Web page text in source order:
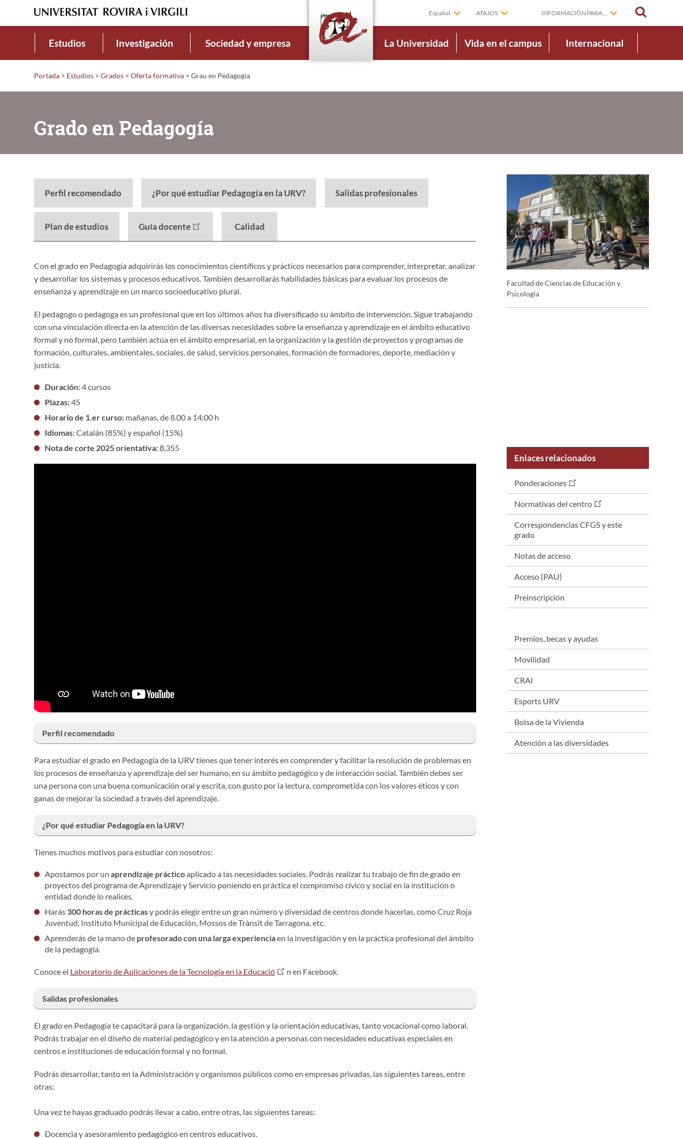
Español ATAJOS INFORMACIÓN PARA...
Estudios Investigación Sociedad y empresa La Universidad Vida en el campus Internacional
Portada > Estudios > Grados > Oferta formativa > Grau en Pedagogia
Grado en Pedagogía
Perfil recomendado ¿Por qué estudiar Pedagogía en la URV? Salidas profesionales
Plan de estudios Guía docente Calidad
Con el grado en Pedagogía adquirirás los conocimientos científicos y prácticos necesarios para comprender, interpretar, analizar
y desarrollar los sistemas y procesos educativos. También desarrollarás habilidades básicas para evaluar los procesos de
enseñanza y aprendizaje en un marco socioeducativo plural.
El pedagogo o pedagoga es un profesional que en los últimos años ha diversificado su ámbito de intervención. Sigue trabajando
con una vinculación directa en la atención de las diversas necesidades sobre la enseñanza y aprendizaje en el ámbito educativo
formal y no formal, pero también actúa en el ámbito empresarial, en la organización y la gestión de proyectos y programas de
formación, culturales, ambientales, sociales, de salud, servicios personales, formación de formadores, deporte, mediación y
justicia.
Duración:4 cursos
Plazas:45
Horario de 1.er curso: mañanas, de 8.00 a 14:00 h
Idiomas:Catalán (85%) y español (15%)
Nota de corte 2025 orientativa:8,355
Perfil recomendado
Para estudiar el grado en Pedagogía de la URV tienes que tener interés en comprender y facilitar la resolución de problemas en
los procesos de enseñanza y aprendizaje del ser humano, en su ámbito pedagógico y de interacción social. También debes ser
una persona con una buena comunicación oral y escrita, con gusto por la lectura, comprometida con los valores éticos y con
ganas de mejorar la sociedad a través del aprendizaje.
¿Por qué estudiar Pedagogía en la URV?
Tienes muchos motivos para estudiar con nosotros:
Apostamos por un aprendizaje prácticoaplicado a las necesidades sociales. Podrás realizar tu trabajo de fin de grado en
proyectos del programa de Aprendizaje y Servicio poniendo en práctica el compromiso cívico y social en la institución o
entidad donde lo realices.
Harás 300 horas de prácticasy podrás elegirentre un gran númeroy diversidad de centros donde hacerlas,comoCruz Roja
Juventud, Instituto Municipal de Educación, MossosdeTrànsitde Tarragona,etc.
Aprenderás de la mano de profesorado con una larga experienciaen la investigación y en la práctica profesional del ámbito
de la pedagogía.
Conoce el Laboratorio de Aplicaciones de la Tecnología en la Educació n en Facebook.
Salidas profesionales
El grado en Pedagogía te capacitará para la organización, la gestión y la orientación educativas, tanto vocacional como laboral.
Podrás trabajar en el diseño de material pedagógico y en la atención a personas con necesidades educativas especiales en
centros e instituciones de educación formal y no formal.
Podrás desarrollar, tanto en la Administración y organismos públicos como en empresas privadas, las siguientes tareas, entre
otras:
Una vez te hayas graduado podrás llevar a cabo, entre otras, las siguientes tareas:
Docencia y asesoramiento pedagógico en centros educativos.
Facultad de Ciencias de Educación y
Psicología
Enlaces relacionados
Ponderaciones
Normativas del centro
Correspondencias CFGS y este
grado
Notas de acceso
Acceso (PAU)
Preinscripción
Premios, becas y ayudas
Movilidad
CRAI
Esports URV
Bolsa de la Vivienda
Atención a las diversidades